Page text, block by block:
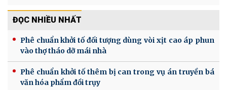
ĐỌC NHIỀU NHẤT
Phê chuẩn khởi tố đối tượng dùng vòi xịt cao áp phun
vào thợ tháo dỡ mái nhà
Phê chuẩn khởi tố thêm bị can trong vụ án truyền bá
văn hóa phẩm đồi trụy